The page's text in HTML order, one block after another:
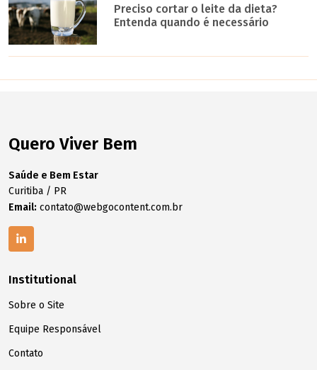
Preciso cortar o leite da dieta?
Entenda quando é necessário
Quero Viver Bem
Saúde e Bem Estar
Curitiba / PR
Email: contato@webgocontent.com.br
Institutional
Sobre o Site
Equipe Responsável
Contato